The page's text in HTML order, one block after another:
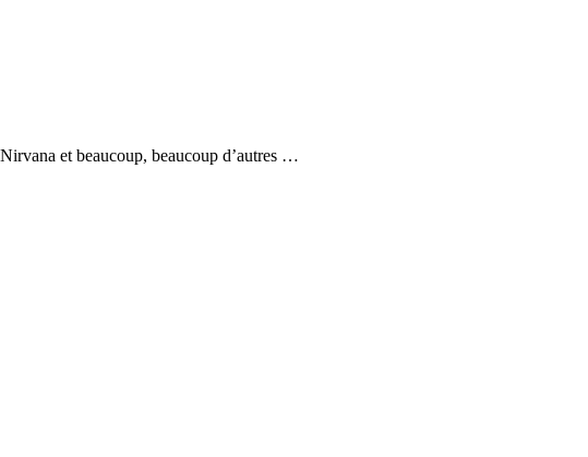
et beaucoup, beaucoup d’autres …